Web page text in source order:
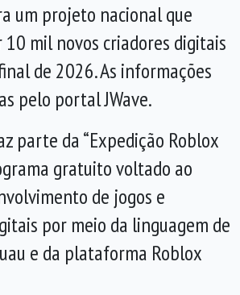
um projeto nacional que
10 mil novos criadores digitais
de 2026. As informações
pelo portal JWave.
parte da “Expedição Roblox
gratuito voltado ao
de jogos e
por meio da linguagem de
e da plataforma Roblox